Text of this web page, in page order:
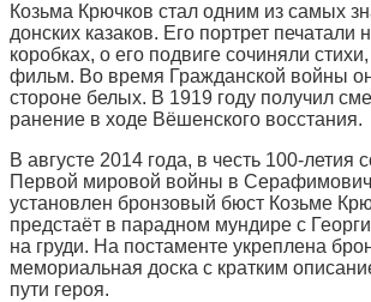
Козьма Крючков стал одним из самых
донских казаков. Его портрет печатали
коробках, о его подвиге сочиняли
фильм. Во время Гражданской войны
стороне белых. В 1919 году получил
ранение в ходе Вёшенского восстания.
В августе 2014 года, в честь 100-летия
Первой мировой войны в
установлен бронзовый бюст Козьме
предстаёт в парадном мундире с
на груди. На постаменте укреплена
мемориальная доска с кратким
пути героя.